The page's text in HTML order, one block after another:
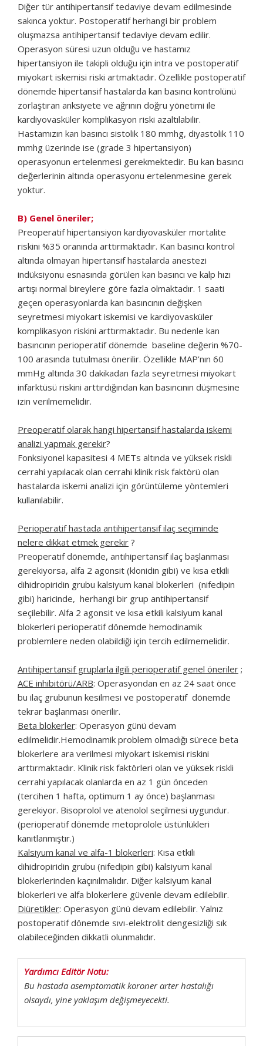
Diğer tür antihipertansif tedaviye devam edilmesinde
sakınca yoktur. Postoperatif herhangi bir problem
oluşmazsa antihipertansif tedaviye devam edilir.
Operasyon süresi uzun olduğu ve hastamız
hipertansiyon ile takipli olduğu için intra ve postoperatif
miyokart iskemisi riski artmaktadır. Özellikle postoperatif
dönemde hipertansif hastalarda kan basıncı kontrolünü
zorlaştıran anksiyete ve ağrının doğru yönetimi ile
kardiyovasküler komplikasyon riski azaltılabilir.
Hastamızın kan basıncı sistolik 180 mmhg, diyastolik 110
mmhg üzerinde ise (grade 3 hipertansiyon)
operasyonun ertelenmesi gerekmektedir. Bu kan basıncı
değerlerinin altında operasyonu ertelenmesine gerek
yoktur.
B) Genel öneriler;
Preoperatif hipertansiyon kardiyovasküler mortalite
riskini %35 oranında arttırmaktadır. Kan basıncı kontrol
altında olmayan hipertansif hastalarda anestezi
indüksiyonu esnasında görülen kan basıncı ve kalp hızı
artışı normal bireylere göre fazla olmaktadır. 1 saati
geçen operasyonlarda kan basıncının değişken
seyretmesi miyokart iskemisi ve kardiyovasküler
komplikasyon riskini arttırmaktadır. Bu nedenle kan
basıncının perioperatif dönemde baseline değerin %70-
100 arasında tutulması önerilir. Özellikle MAP’nın 60
mmHg altında 30 dakikadan fazla seyretmesi miyokart
infarktüsü riskini arttırdığından kan basıncının düşmesine
izin verilmemelidir.
Preoperatif olarak hangi hipertansif hastalarda iskemi
analizi yapmak gerekir?
Fonksiyonel kapasitesi 4 METs altında ve yüksek riskli
cerrahi yapılacak olan cerrahi klinik risk faktörü olan
hastalarda iskemi analizi için görüntüleme yöntemleri
kullanılabilir.
Perioperatif hastada antihipertansif ilaç seçiminde
nelere dikkat etmek gerekir ?
Preoperatif dönemde, antihipertansif ilaç başlanması
gerekiyorsa, alfa 2 agonsit (klonidin gibi) ve kısa etkili
dihidropiridin grubu kalsiyum kanal blokerleri (nifedipin
gibi) haricinde, herhangi bir grup antihipertansif
seçilebilir. Alfa 2 agonsit ve kısa etkili kalsiyum kanal
blokerleri perioperatif dönemde hemodinamik
problemlere neden olabildiği için tercih edilmemelidir.
Antihipertansif gruplarla ilgili perioperatif genel öneriler ;
ACE inhibitörü/ARB: Operasyondan en az 24 saat önce
bu ilaç grubunun kesilmesi ve postoperatif dönemde
tekrar başlanması önerilir.
Beta blokerler: Operasyon günü devam
edilmelidir.Hemodinamik problem olmadığı sürece beta
blokerlere ara verilmesi miyokart iskemisi riskini
arttırmaktadır. Klinik risk faktörleri olan ve yüksek riskli
cerrahi yapılacak olanlarda en az 1 gün önceden
(tercihen 1 hafta, optimum 1 ay önce) başlanması
gerekiyor. Bisoprolol ve atenolol seçilmesi uygundur.
(perioperatif dönemde metoprolole üstünlükleri
kanıtlanmıştır.)
Kalsiyum kanal ve alfa-1 blokerleri: Kısa etkili
dihidropiridin grubu (nifedipin gibi) kalsiyum kanal
blokerlerinden kaçınılmalıdır. Diğer kalsiyum kanal
blokerleri ve alfa blokerlere güvenle devam edilebilir.
Diüretikler: Operasyon günü devam edilebilir. Yalnız
postoperatif dönemde sıvı-elektrolit dengesizliği sık
olabileceğinden dikkatli olunmalıdır.
Yardımcı Editör Notu:
Bu hastada asemptomatik koroner arter hastalığı
olsaydı, yine yaklaşım değişmeyecekti.